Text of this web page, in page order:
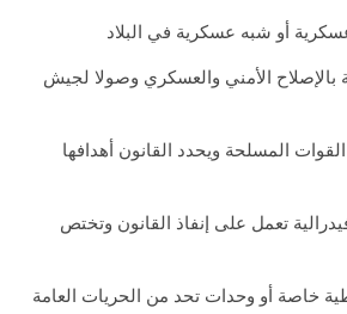
أو شبه عسكرية في البلاد
بالإصلاح الأمني والعسكري وصولا لجيش
المسلحة ويحدد القانون أهدافها
تعمل على إنفاذ القانون وتختص
خاصة أو وحدات تحد من الحريات العامة